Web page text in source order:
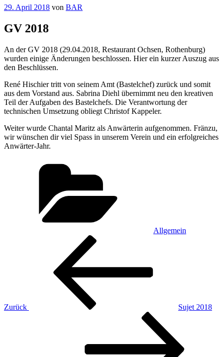
Veröffentlicht
29. April 2018 von BAR
GV 2018
An der GV 2018 (29.04.2018, Restaurant Ochsen, Rothenburg)
wurden einige Änderungen beschlossen. Hier ein kurzer Auszug aus
den Beschlüssen.
René Hischier tritt von seinem Amt (Bastelchef) zurück und somit
aus dem Vorstand aus. Sabrina Diehl übernimmt neu den kreativen
Teil der Aufgaben des Bastelchefs. Die Verantwortung der
technischen Umsetzung obliegt Christof Kappeler.
Weiter wurde Chantal Maritz als Anwärterin aufgenommen. Fränzu,
wir wünschen dir viel Spass in unserem Verein und ein erfolgreiches
Anwärter-Jahr.
Allgemein
Beitragsnavigation
Zurück
Sujet 2018